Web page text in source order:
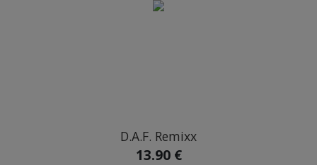
D.A.F. Remixx
13.90 €